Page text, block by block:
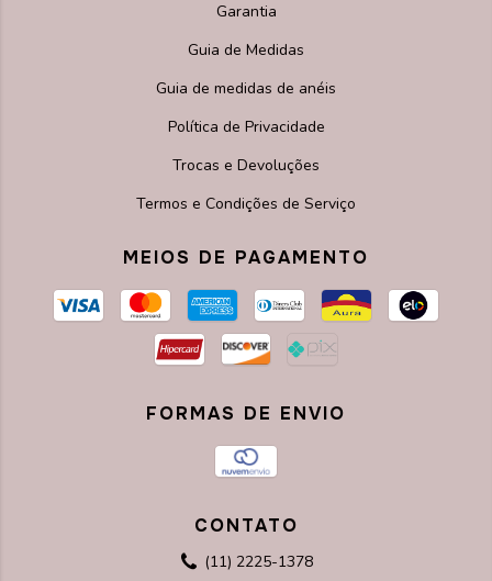
Garantia
Guia de Medidas
Guia de medidas de anéis
Política de Privacidade
Trocas e Devoluções
Termos e Condições de Serviço
MEIOS DE PAGAMENTO
FORMAS DE ENVIO
CONTATO
(11) 2225-1378